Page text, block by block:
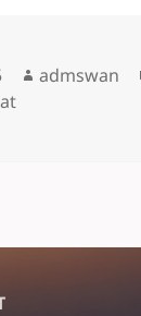
Auteur
admswan